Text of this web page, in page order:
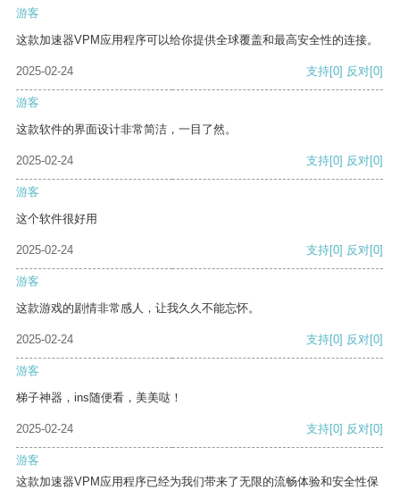
游客
这款加速器VPM应用程序可以给你提供全球覆盖和最高安全性的连接。
2025-02-24 支持[0] 反对[0]
游客
这款软件的界面设计非常简洁，一目了然。
2025-02-24 支持[0] 反对[0]
游客
这个软件很好用
2025-02-24 支持[0] 反对[0]
游客
这款游戏的剧情非常感人，让我久久不能忘怀。
2025-02-24 支持[0] 反对[0]
游客
梯子神器，ins随便看，美美哒！
2025-02-24 支持[0] 反对[0]
游客
这款加速器VPM应用程序已经为我们带来了无限的流畅体验和安全性保